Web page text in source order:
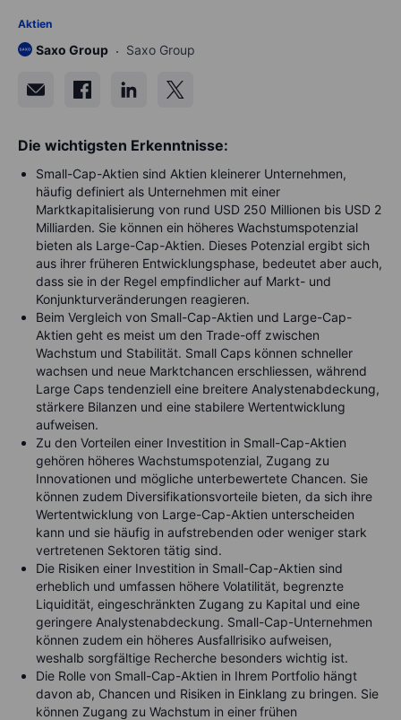
Aktien
Saxo Group Saxo Group
Die wichtigsten Erkenntnisse:
Small-Cap-Aktien sind Aktien kleinerer Unternehmen,
häufig definiert als Unternehmen mit einer
Marktkapitalisierung von rund USD 250 Millionen bis USD 2
Milliarden. Sie können ein höheres Wachstumspotenzial
bieten als Large-Cap-Aktien. Dieses Potenzial ergibt sich
aus ihrer früheren Entwicklungsphase, bedeutet aber auch,
dass sie in der Regel empfindlicher auf Markt- und
Konjunkturveränderungen reagieren.
Beim Vergleich von Small-Cap-Aktien und Large-Cap-
Aktien geht es meist um den Trade-off zwischen
Wachstum und Stabilität. Small Caps können schneller
wachsen und neue Marktchancen erschliessen, während
Large Caps tendenziell eine breitere Analystenabdeckung,
stärkere Bilanzen und eine stabilere Wertentwicklung
aufweisen.
Zu den Vorteilen einer Investition in Small-Cap-Aktien
gehören höheres Wachstumspotenzial, Zugang zu
Innovationen und mögliche unterbewertete Chancen. Sie
können zudem Diversifikationsvorteile bieten, da sich ihre
Wertentwicklung von Large-Cap-Aktien unterscheiden
kann und sie häufig in aufstrebenden oder weniger stark
vertretenen Sektoren tätig sind.
Die Risiken einer Investition in Small-Cap-Aktien sind
erheblich und umfassen höhere Volatilität, begrenzte
Liquidität, eingeschränkten Zugang zu Kapital und eine
geringere Analystenabdeckung. Small-Cap-Unternehmen
können zudem ein höheres Ausfallrisiko aufweisen,
weshalb sorgfältige Recherche besonders wichtig ist.
Die Rolle von Small-Cap-Aktien in Ihrem Portfolio hängt
davon ab, Chancen und Risiken in Einklang zu bringen. Sie
können Zugang zu Wachstum in einer frühen